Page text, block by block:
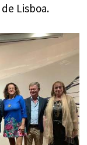
Lisboa.